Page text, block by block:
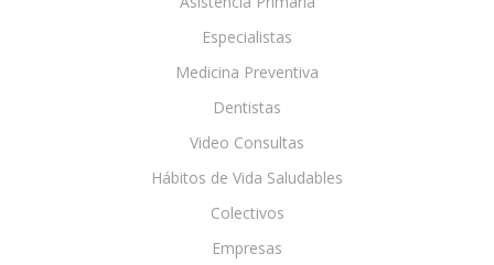
Especialistas
Medicina Preventiva
Dentistas
Video Consultas
Hábitos de Vida Saludables
Colectivos
Empresas